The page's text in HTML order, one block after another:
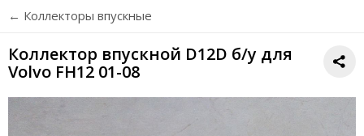
← Коллекторы впускные
Коллектор впускной D12D б/у для
Volvo FH12 01-08